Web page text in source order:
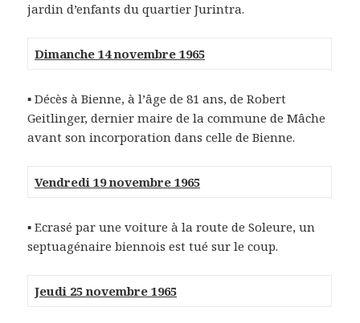
jardin d’enfants du quartier Jurintra.
Dimanche 14 novembre 1965
▪ Décès à Bienne, à l’âge de 81 ans, de Robert
Geitlinger, dernier maire de la commune de Mâche
avant son incorporation dans celle de Bienne.
Vendredi 19 novembre 1965
▪ Ecrasé par une voiture à la route de Soleure, un
septuagénaire biennois est tué sur le coup.
Jeudi 25 novembre 1965